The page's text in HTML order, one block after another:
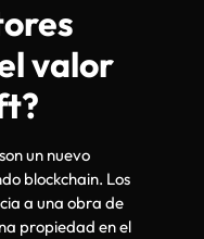
valor
un nuevo
blockchain. Los
a una obra de
propiedad en el